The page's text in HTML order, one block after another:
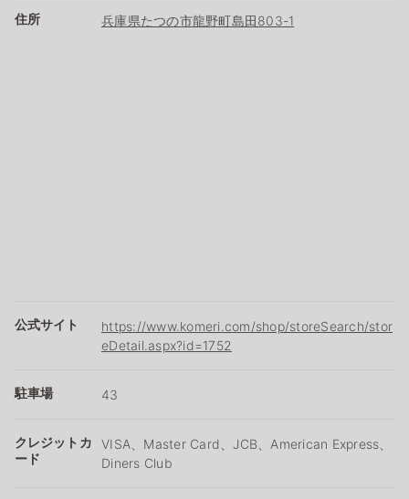
住所 兵庫県たつの市龍野町島田803-1
公式サイト
https://www.komeri.com/shop/storeSearch/stor
eDetail.aspx?id=1752
駐車場 43
クレジットカ
ード
VISA、Master Card、JCB、American Express、
Diners Club